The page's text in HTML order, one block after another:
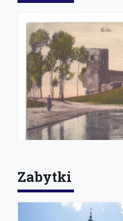
Zabytki